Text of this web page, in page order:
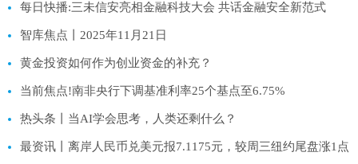
每日快播:三未信安亮相金融科技大会 共话金融安全新范式
智库焦点丨2025年11月21日
黄金投资如何作为创业资金的补充？
当前焦点!南非央行下调基准利率25个基点至6.75%
热头条丨当AI学会思考，人类还剩什么？
最资讯丨离岸人民币兑美元报7.1175元，较周三纽约尾盘涨1点